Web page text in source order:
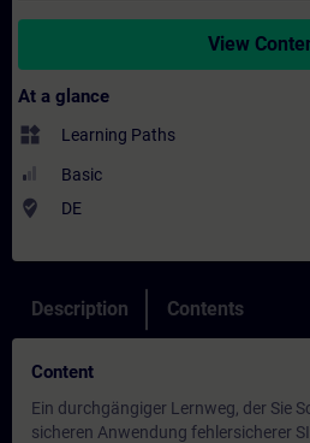
View
At a glance
widgets Learning Paths
Basic
where_to_vote DE
Description Contents
Content
Ein durchgängiger Lernweg, der Sie
sicheren Anwendung fehlersicherer